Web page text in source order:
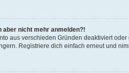
nicht mehr anmelden?!
aus verschieden Gründen deaktiviert
Registriere dich einfach erneut und